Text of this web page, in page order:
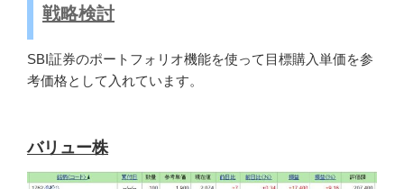
戦略検討
SBI証券のポートフォリオ機能を使って目標購入単価を参
考価格として入れています。
バリュー株